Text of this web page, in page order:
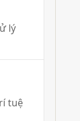
lý
tuệ